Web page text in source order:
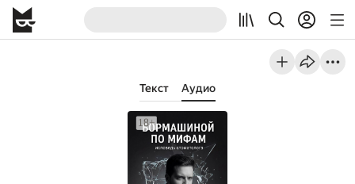
Текст Аудио